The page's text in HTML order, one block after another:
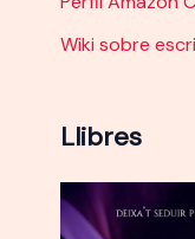
Wiki sobre
Llibres